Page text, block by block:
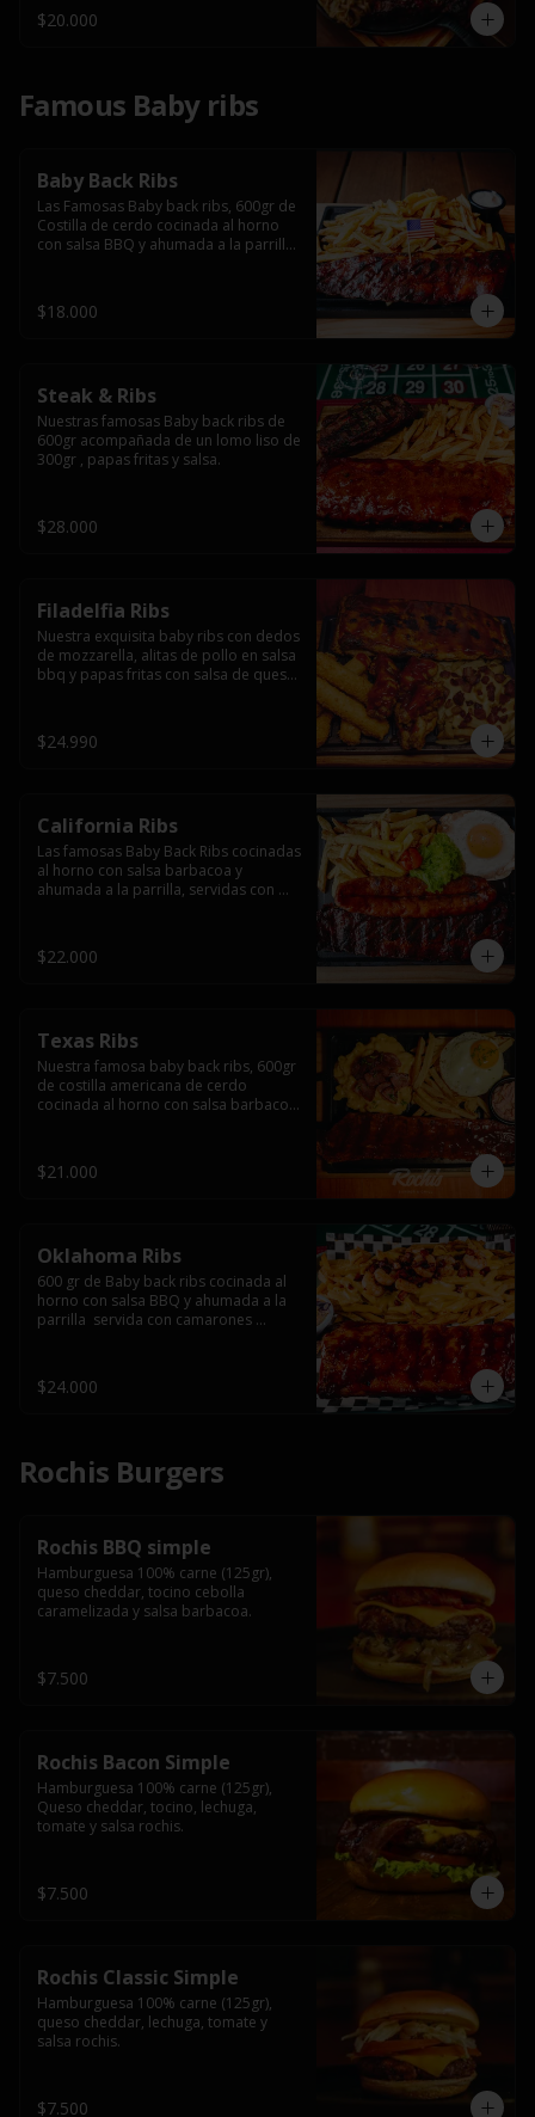
$20.000
Famous Baby ribs
Baby Back Ribs
Las Famosas Baby back ribs, 600gr de
Costilla de cerdo cocinada al horno
con salsa BBQ y ahumada a la parrilla
$18.000
Steak & Ribs
Nuestras famosas Baby back ribs de
600gr acompañada de un lomo liso de
300gr , papas fritas y salsa.
$28.000
Filadelfia Ribs
Nuestra exquisita baby ribs con dedos
de mozzarella, alitas de pollo en salsa
bbq y papas fritas con salsa de queso
$24.990
California Ribs
Las famosas Baby Back Ribs cocinadas
al horno con salsa barbacoa y
ahumada a la parrilla, servidas con
$22.000
Texas Ribs
Nuestra famosa baby back ribs, 600gr
de costilla americana de cerdo
cocinada al horno con salsa barbacoa
tocino ahumado laminado, papas
fritas  y un huevo frito.
$21.000
Oklahoma Ribs
600 gr de Baby back ribs cocinada al
horno con salsa BBQ y ahumada a la
parrilla  servida con camarones
$24.000
Rochis Burgers
Rochis BBQ simple
Hamburguesa 100% carne (125gr),
queso cheddar, tocino cebolla
caramelizada y salsa barbacoa.
$7.500
Rochis Bacon Simple
Hamburguesa 100% carne (125gr),
Queso cheddar, tocino, lechuga,
tomate y salsa rochis.
$7.500
Rochis Classic Simple
Hamburguesa 100% carne (125gr),
queso cheddar, lechuga, tomate y
salsa rochis.
$7.500